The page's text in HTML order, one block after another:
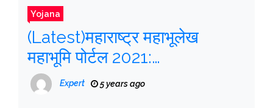
Yojana
(Latest)महाराष्ट्र महाभूलेख
महाभूमि पोर्टल 2021:
Mahabhulekh Portal 7/12,
mahboomi, How to Apply
Expert 5 years ago